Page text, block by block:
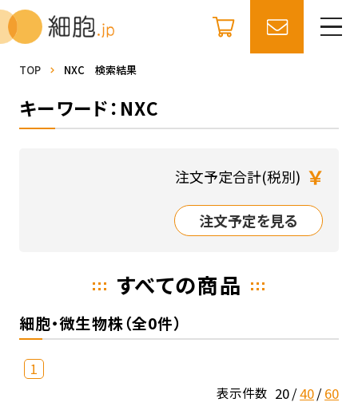
TOP NXC 検索結果
キーワード：NXC
注文予定合計(税別) ￥
注文予定を見る
すべての商品
細胞・微生物株（全0件）
1
表示件数 20 40 60